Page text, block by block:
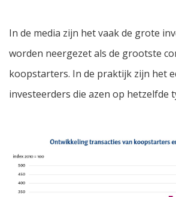
In de media zijn het vaak de grote
worden neergezet als de grootste
koopstarters. In de praktijk zijn het
investeerders die azen op hetzelfde